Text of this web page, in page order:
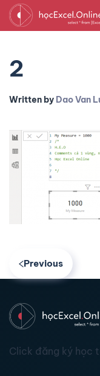
2
Written by Dao Van
Previous
Click đăng ký học